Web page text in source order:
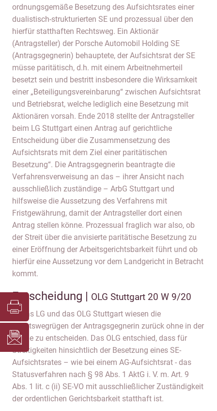
ordnungsgemäße Besetzung des Aufsichtsrates einer
dualistisch-strukturierten SE und prozessual über den
hierfür statthaften Rechtsweg. Ein Aktionär
(Antragsteller) der Porsche Automobil Holding SE
(Antragsgegnerin) behauptete, der Aufsichtsrat der SE
müsse paritätisch, d.h. mit einem Arbeitnehmerteil
besetzt sein und bestritt insbesondere die Wirksamkeit
einer „Beteiligungsvereinbarung“ zwischen Aufsichtsrat
und Betriebsrat, welche lediglich eine Besetzung mit
Aktionären vorsah. Ende 2018 stellte der Antragsteller
beim LG Stuttgart einen Antrag auf gerichtliche
Entscheidung über die Zusammensetzung des
Aufsichtsrats mit dem Ziel einer paritätischen
Besetzung“. Die Antragsgegnerin beantragte die
Verfahrensverweisung an das – ihrer Ansicht nach
ausschließlich zuständige – ArbG Stuttgart und
hilfsweise die Aussetzung des Verfahrens mit
Fristgewährung, damit der Antragsteller dort einen
Antrag stellen könne. Prozessual fraglich war also, ob
der Streit über die anvisierte paritätische Besetzung zu
einer Eröffnung der Arbeitsgerichtsbarkeit führt und ob
hierfür eine Aussetzung vor dem Landgericht in Betracht
kommt.
Entscheidung | OLG Stuttgart 20 W 9/20
1. Das LG und das OLG Stuttgart wiesen die
Rechtswegrügen der Antragsgegnerin zurück ohne in der
Sache zu entscheiden. Das OLG entschied, dass für
Streitigkeiten hinsichtlich der Besetzung eines SE-
Aufsichtsrates – wie bei einem AG-Aufsichtsrat - das
Statusverfahren nach § 98 Abs. 1 AktG i. V. m. Art. 9
Abs. 1 lit. c (ii) SE-VO mit ausschließlicher Zuständigkeit
der ordentlichen Gerichtsbarkeit statthaft ist.